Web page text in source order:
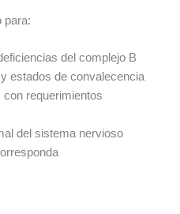
para:
del complejo B
estados de convalecencia
con requerimientos
del sistema nervioso